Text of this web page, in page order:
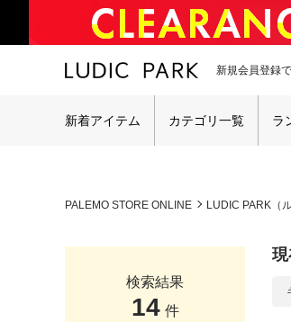
新規会員登録
新着アイテム カテゴリ一覧 ラ
PALEMO STORE ONLINE LUDIC PARK（
検索結果
14 件